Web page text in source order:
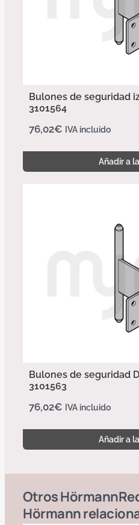
Bulones de seguridad
3101564
76,02€ IVA incluido
Añadir a
Bulones de seguridad
3101563
76,02€ IVA incluido
Añadir a
OtrosHörmann
Hörmann